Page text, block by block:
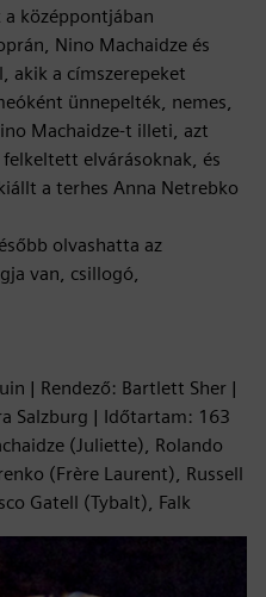
középpontjában
Nino Machaidze és
akik a címszerepeket
ünnepelték, nemes,
Machaidze-t illeti, azt
elvárásoknak, és
a terhes Anna Netrebko
olvashatta az
van, csillogó,
| Rendező: Bartlett Sher |
Salzburg | Időtartam: 163
(Juliette), Rolando
(Frère Laurent), Russell
Gatell (Tybalt), Falk